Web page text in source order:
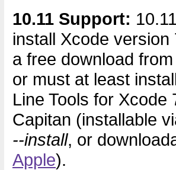
10.11 Support:
install Xcode
a free download
or must at least
Line Tools for Xcode
Capitan (installable
--install, or
Apple).